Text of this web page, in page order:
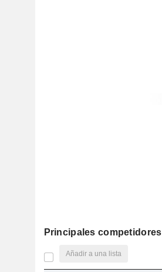
Principales competidores
Añadir a una lista